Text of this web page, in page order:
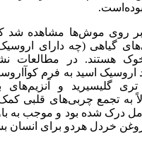
روی موش‌ها مشاهده شد
گیاهی (چه دارای
هستند. در مطالعات
اروسیک اسید به فرم
تری گلیسیرید و آنزیم‌های
به تجمع چربی‌های قلبی
درک شده بود و موجب به
خردل هردو برای انسان